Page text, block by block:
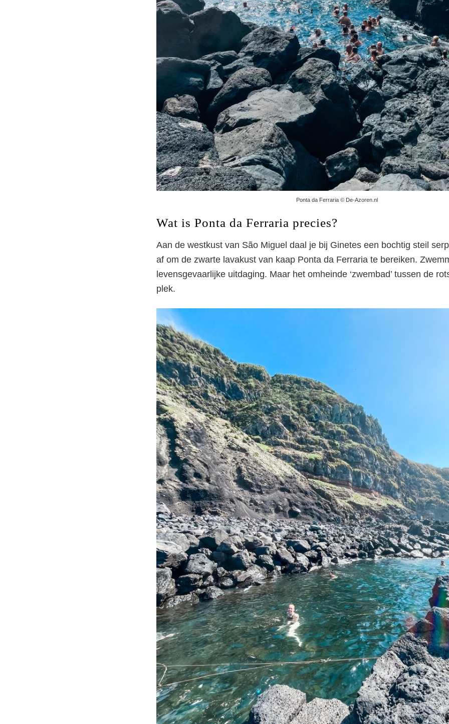
Ponta da Ferraria:
warmwaterbron in
Oceaan
Ponta da Ferraria © De-Azoren.nl
Wat is Ponta da Ferraria precies?
Aan de westkust van São Miguel daal je bij Ginetes een bochtig steil
af om de zwarte lavakust van kaap Ponta da Ferraria te bereiken.
levensgevaarlijke uitdaging. Maar het omheinde ‘zwembad’ tussen de
plek.